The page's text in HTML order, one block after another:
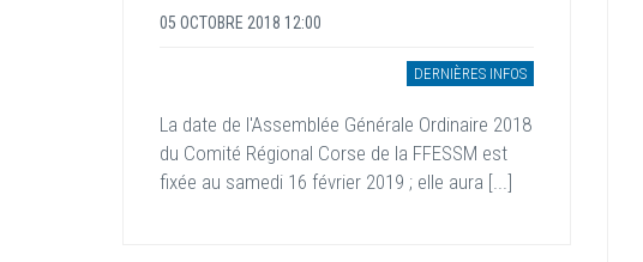
05 OCTOBRE 2018 12:00
DERNIÈRES INFOS
La date de l'Assemblée Générale Ordinaire 2018
du Comité Régional Corse de la FFESSM est
fixée au samedi 16 février 2019 ; elle aura [...]